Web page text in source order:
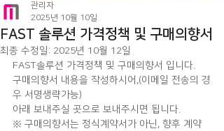
FAST 솔루션 가격정책 및 구매의향서
관리자
2025년 10월 10일
최종 수정일: 2025년 10월 12일
FAST솔루션 가격정책 및 구매의향서 입니다.
구매의향서 내용을 작성하시어,(이메일 전송의 경
우 서명생략가능)
아래 보내주실 곳으로 보내주시면 됩니다.
※ 구매의향서는 정식계약서가 아닌, 향후 계약